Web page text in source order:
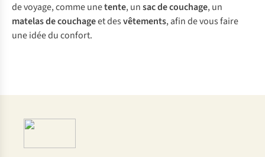
de voyage, comme unetente, unsac de couchage, un
matelas de couchageet desvêtements, afin de vous faire
une idée du confort.